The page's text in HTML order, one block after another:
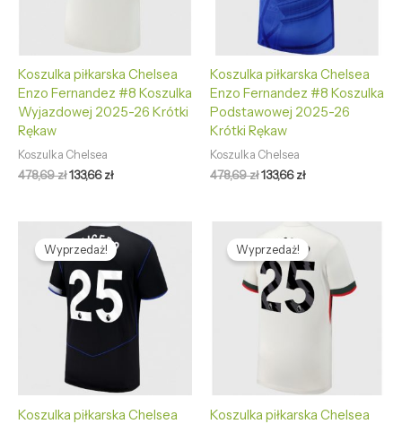
Koszulka piłkarska Chelsea
Enzo Fernandez #8 Koszulka
Wyjazdowej 2025-26 Krótki
Rękaw
Koszulka Chelsea
478,69zł133,66zł
Koszulka piłkarska Chelsea
Enzo Fernandez #8 Koszulka
Podstawowej 2025-26
Krótki Rękaw
Koszulka Chelsea
478,69zł133,66zł
Wyprzedaż!
Koszulka piłkarska Chelsea
Pierwotna
cena
wynosiła:
478,69 zł.
Aktualna
cena
wynosi:
133,66 zł.
Wyprzedaż!
Koszulka piłkarska Chelsea
cena
wynosiła:
478,69 zł.
cena
wynosi:
133,66 zł.